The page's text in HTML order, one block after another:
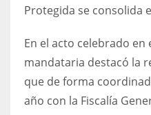
Protegida se consolida
En el acto celebrado en
mandataria destacó la
que de forma
año con la Fiscalía